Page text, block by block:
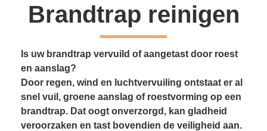
Brandtrap reinigen
Is uw brandtrap vervuild of aangetast door roest
en aanslag?
Door regen, wind en luchtvervuiling ontstaat er al
snel vuil, groene aanslag of roestvorming op een
brandtrap. Dat oogt onverzorgd, kan gladheid
veroorzaken en tast bovendien de veiligheid aan.